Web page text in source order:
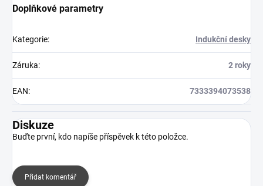
Doplňkové parametry
Kategorie: Indukční desky
Záruka: 2 roky
EAN: 7333394073538
Diskuze
Buďte první, kdo napíše příspěvek k této položce.
Přidat komentář